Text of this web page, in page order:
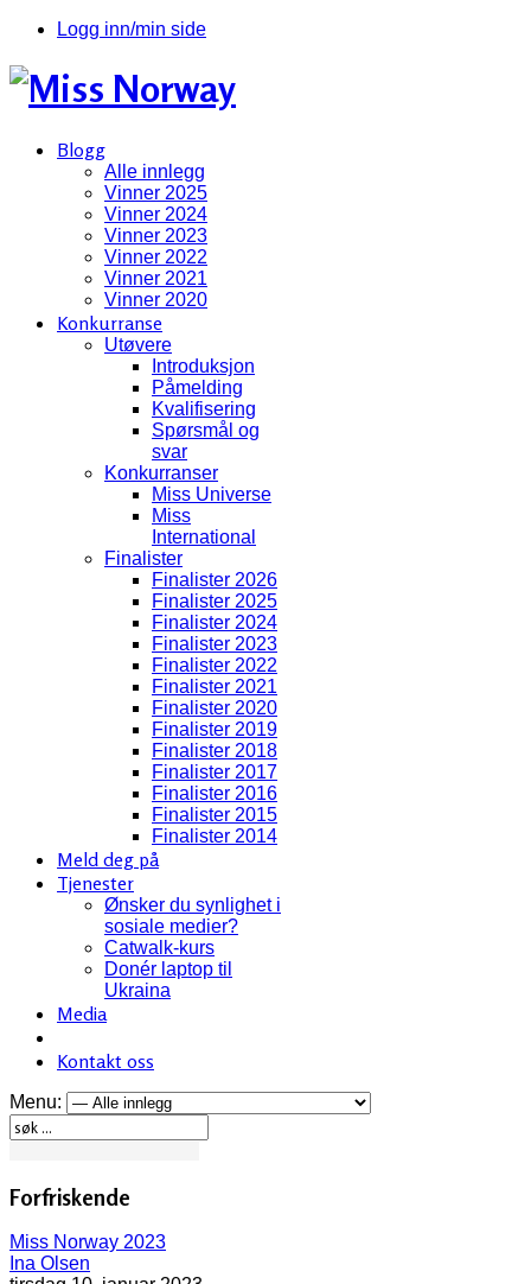
Logg inn/min side
Blogg
Alle innlegg
Vinner 2025
Vinner 2024
Vinner 2023
Vinner 2022
Vinner 2021
Vinner 2020
Konkurranse
Utøvere
Introduksjon
Påmelding
Kvalifisering
Spørsmål og
svar
Konkurranser
Miss Universe
Miss
International
Finalister
Finalister 2026
Finalister 2025
Finalister 2024
Finalister 2023
Finalister 2022
Finalister 2021
Finalister 2020
Finalister 2019
Finalister 2018
Finalister 2017
Finalister 2016
Finalister 2015
Finalister 2014
Meld deg på
Tjenester
Ønsker du synlighet i
sosiale medier?
Catwalk-kurs
Donér laptop til
Ukraina
Media
Kontakt oss
Menu:
Forfriskende
Miss Norway 2023
Ina Olsen